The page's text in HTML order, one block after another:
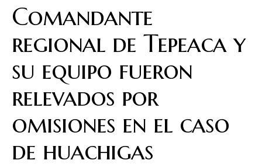
Comandante
regional de Tepeaca y
su equipo fueron
relevados por
omisiones en el caso
de huachigas